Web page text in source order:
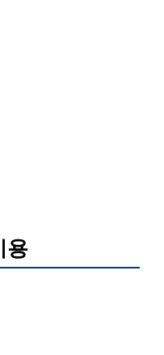
용